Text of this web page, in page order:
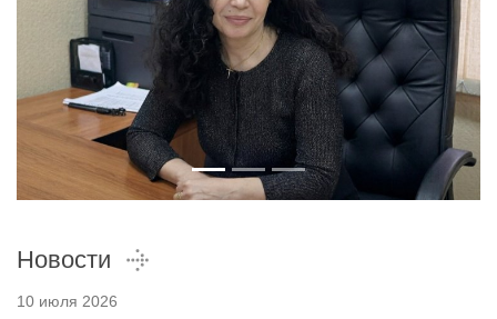
Новости
10 июля 2026